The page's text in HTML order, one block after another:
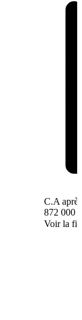
C.A
872 000 €
Voir la